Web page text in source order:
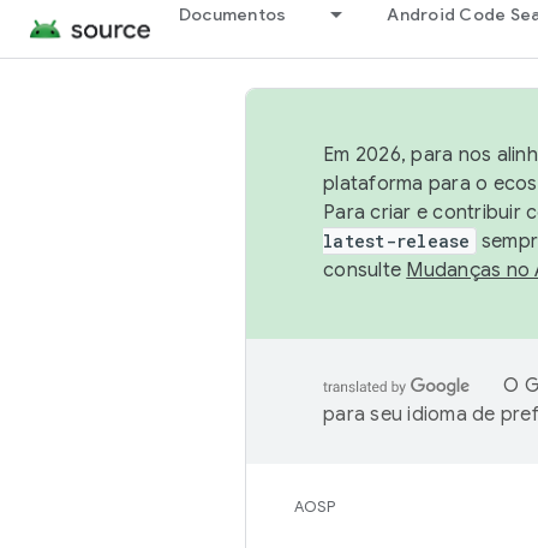
Documentos Android Code
Em 2026, para nos
plataforma para o
Para criar e contribuir
latest-release
consulte Mudanças no
O
para seu idioma de
AOSP